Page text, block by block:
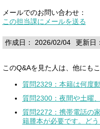
メールでのお問い合わせ：
この担当課にメールを送る
作成日： 2026/02/04 更新日
このQ&Aを見た人は、他にも
質問2329：本籍は何度
質問2300：夜間や土曜
質問2272：携帯電話の
籍謄本が必要です。ど